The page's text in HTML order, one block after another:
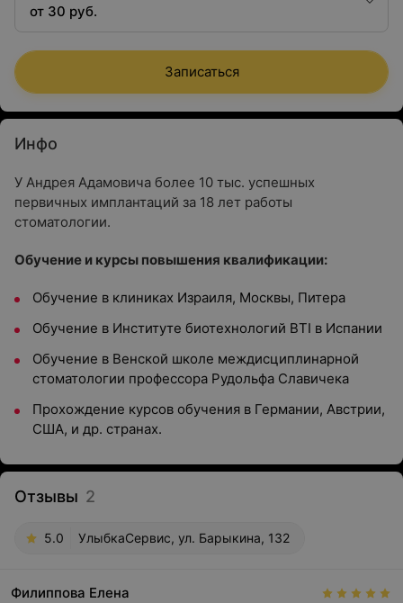
анализом КЛКТ
от 30 руб.
Записаться
Инфо
У Андрея Адамовича более 10 тыс. успешных
первичных имплантаций за 18 лет работы
стоматологии.
Обучение и курсы повышения квалификации:
Обучение в клиниках Израиля, Москвы, Питера
Обучение в Институте биотехнологий BTI в Испании
Обучение в Венской школе междисциплинарной
стоматологии профессора Рудольфа Славичека
Прохождение курсов обучения в Германии, Австрии,
США, и др. странах.
Отзывы 2
5.0 УлыбкаСервис, ул. Барыкина, 132
Филиппова Елена